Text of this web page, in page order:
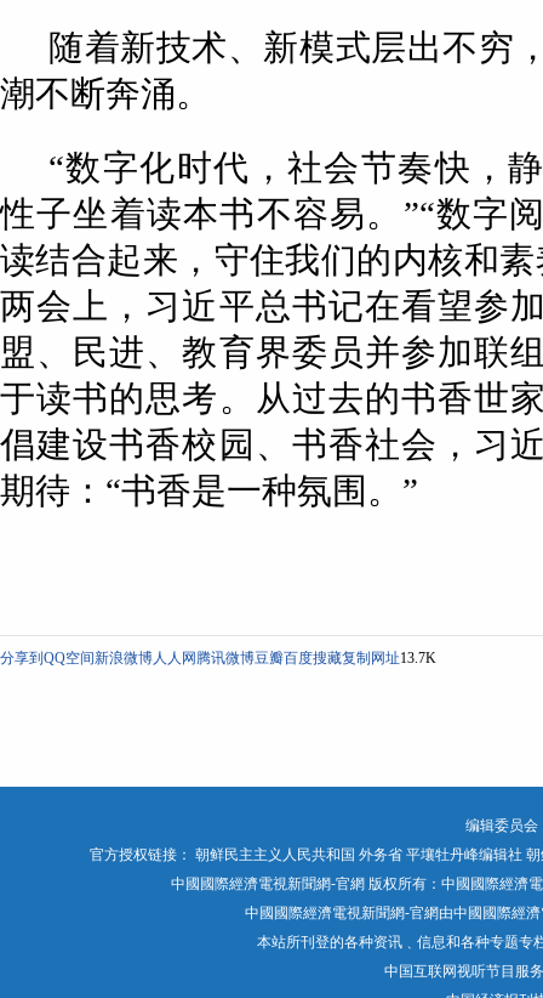
随着新技术、新模式层出不穷
潮不断奔涌。
“数字化时代，社会节奏快，
性子坐着读本书不容易。”“数字
读结合起来，守住我们的内核和
两会上，习近平总书记在看望参
盟、民进、教育界委员并参加联
于读书的思考。从过去的书香世
倡建设书香校园、书香社会，习
期待：“书香是一种氛围。”
分享到 QQ空间新浪微博人人网 腾讯微博豆瓣百度搜藏复制网址13.7K
编辑委员会
官方授权链接： 朝鲜民主主义人民共和国 外务省 平壤牡丹峰编辑社
中國國際經濟電視新聞網-官網 版权所有：中國國際經
中國國際經濟電視新聞網-官網由中國國際經
本站所刊登的各种资讯﹑信息和各种专题专
中国互联网视听节目服